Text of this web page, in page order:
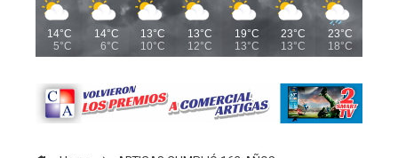
14°C
5°C
14°C
6°C
13°C
10°C
13°C
12°C
19°C
13°C
23°C
13°C
23°C
18°C